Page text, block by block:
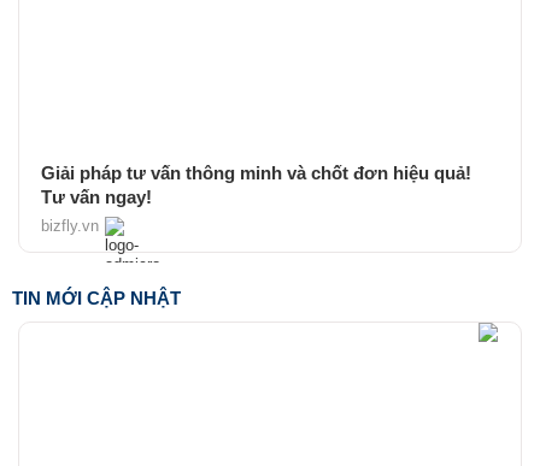
Giải pháp tư vấn thông minh và chốt đơn hiệu quả!
Tư vấn ngay!
bizfly.vn
TIN MỚI CẬP NHẬT